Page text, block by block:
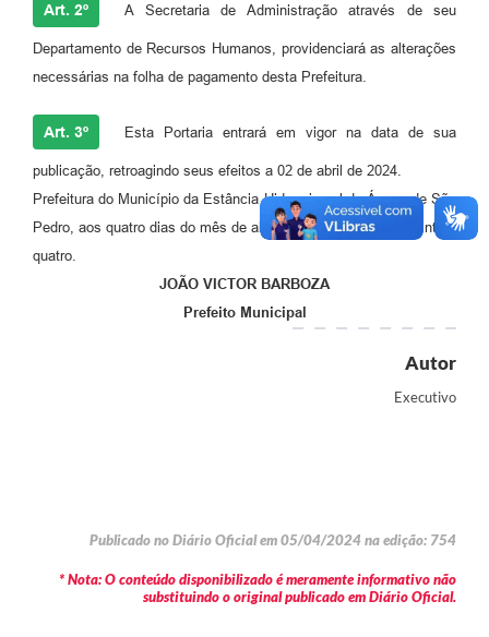
Art. 2º A Secretaria de Administração através de seu
Departamento de Recursos Humanos, providenciará as alterações
necessárias na folha de pagamento desta Prefeitura.
Art. 3º Esta Portaria entrará em vigor na data de sua
publicação, retroagindo seus efeitos a 02 de abril de 2024.
Prefeitura do Município da Estância Hidromineral de Águas de São
Pedro, aos quatro dias do mês de abril do ano de dois mil e vinte e
quatro.
JOÃO VICTOR BARBOZA
Prefeito Municipal
Autor
Executivo
Publicado no Diário Oficial em 05/04/2024 na edição: 754
* Nota: O conteúdo disponibilizado é meramente informativo não
substituindo o original publicado em Diário Oficial.